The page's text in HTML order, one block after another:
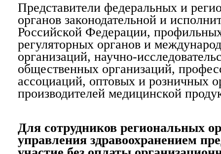
Представители федеральных и
органов законодательной и
Российской Федерации,
регуляторных органов и
организаций, научно-
общественных организаций,
ассоциаций, оптовых и розничных
производителей медицинской
Для сотрудников региональных
управления здравоохранением